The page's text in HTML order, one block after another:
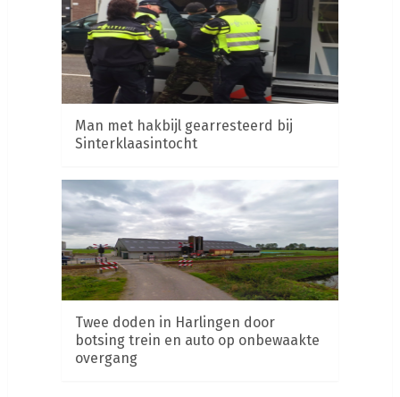
Man met hakbijl gearresteerd bij
Sinterklaasintocht
Twee doden in Harlingen door
botsing trein en auto op onbewaakte
overgang